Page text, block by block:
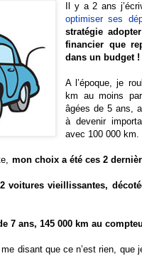
Il y a 2 ans
optimiser ses
stratégie
financier que
dans un budget !
A l’époque, je
km au moins
âgées de 5 ans,
à devenir
avec 100 000 km.
mon choix a été ces 2
voitures vieillissantes,
7 ans, 145 000 km au
disant que ce n’est rien, que